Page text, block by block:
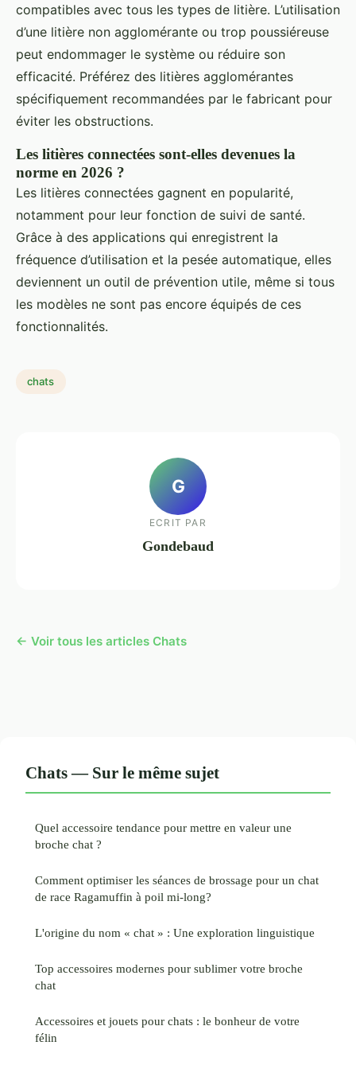
compatibles avec tous les types de litière. L’utilisation
d’une litière non agglomérante ou trop poussiéreuse
peut endommager le système ou réduire son
efficacité. Préférez des litières agglomérantes
spécifiquement recommandées par le fabricant pour
éviter les obstructions.
Les litières connectées sont-elles devenues la
norme en 2026 ?
Les litières connectées gagnent en popularité,
notamment pour leur fonction de suivi de santé.
Grâce à des applications qui enregistrent la
fréquence d’utilisation et la pesée automatique, elles
deviennent un outil de prévention utile, même si tous
les modèles ne sont pas encore équipés de ces
fonctionnalités.
chats
G
ECRIT PAR
Gondebaud
← Voir tous les articles Chats
Chats — Sur le même sujet
Quel accessoire tendance pour mettre en valeur une
broche chat ?
Comment optimiser les séances de brossage pour un chat
de race Ragamuffin à poil mi-long?
L'origine du nom « chat » : Une exploration linguistique
Top accessoires modernes pour sublimer votre broche
chat
Accessoires et jouets pour chats : le bonheur de votre
félin